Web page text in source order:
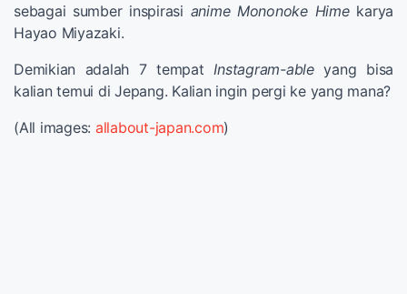
sebagai sumber inspirasi anime Mononoke Himekarya
Hayao Miyazaki.
Demikian adalah 7 tempat Instagram-ableyang bisa
kalian temui di Jepang. Kalian ingin pergi ke yang mana?
(All images: allabout-japan.com)